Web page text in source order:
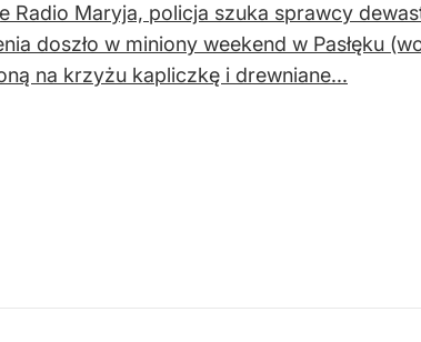
Radio Maryja, policja szuka sprawcy
doszło w miniony weekend w Pasłęku
na krzyżu kapliczkę i drewniane...